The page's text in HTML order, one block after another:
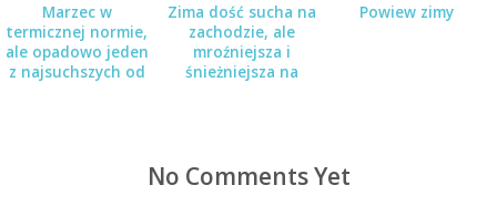
Marzec w
termicznej normie,
ale opadowo jeden
z najsuchszych od
Zima dość sucha na
zachodzie, ale
mroźniejsza i
śnieżniejsza na
Powiew zimy
No Comments Yet